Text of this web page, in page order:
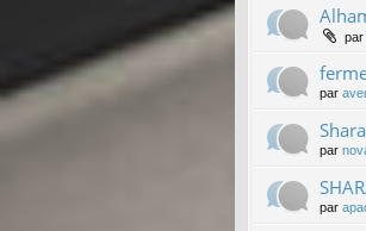
par
par
par
par